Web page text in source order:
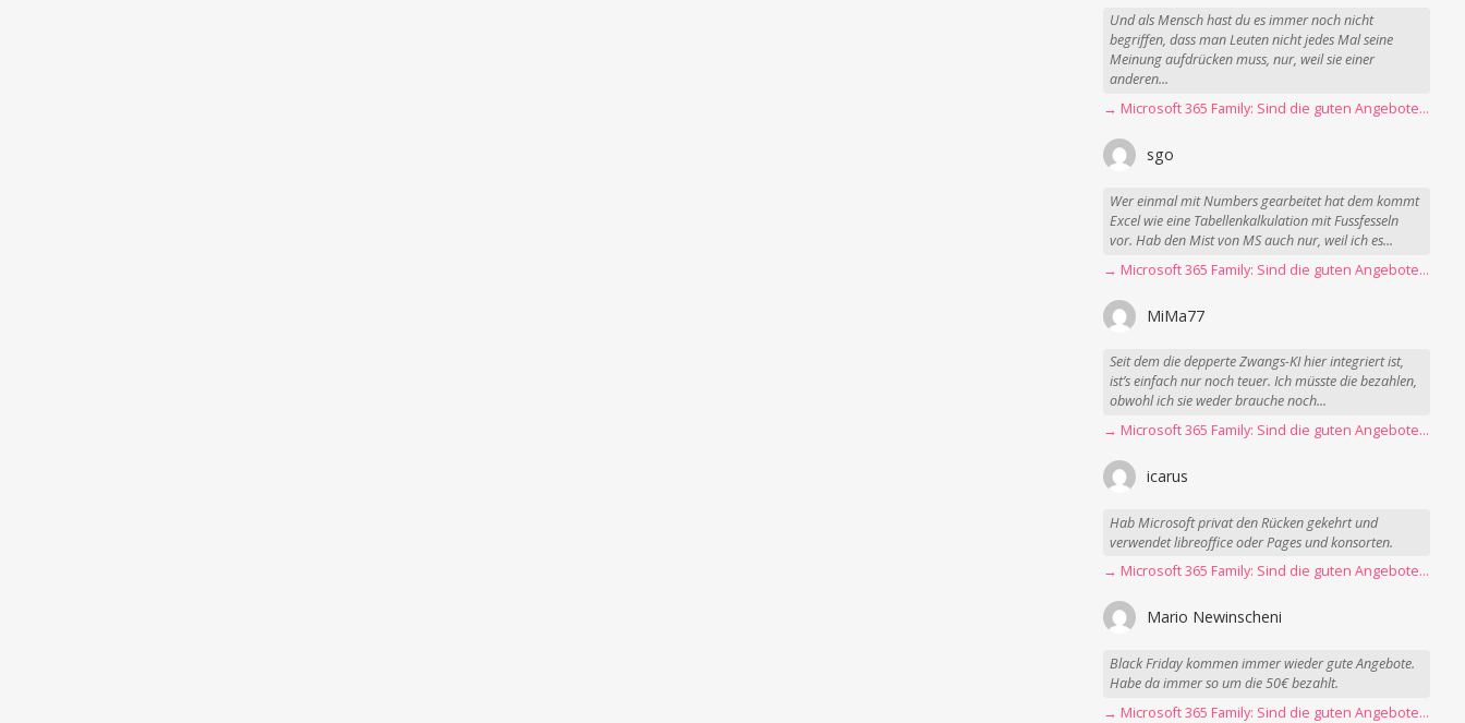
Und als Mensch hast du es immer noch nicht
begriffen, dass man Leuten nicht jedes Mal seine
Meinung aufdrücken muss, nur, weil sie einer
anderen...
→ Microsoft 365 Family: Sind die guten Angebote vorbei?
sgo
Wer einmal mit Numbers gearbeitet hat dem kommt
Excel wie eine Tabellenkalkulation mit Fussfesseln
vor. Hab den Mist von MS auch nur, weil ich es...
→ Microsoft 365 Family: Sind die guten Angebote vorbei?
MiMa77
Seit dem die depperte Zwangs-KI hier integriert ist,
ist’s einfach nur noch teuer. Ich müsste die bezahlen,
obwohl ich sie weder brauche noch...
→ Microsoft 365 Family: Sind die guten Angebote vorbei?
icarus
Hab Microsoft privat den Rücken gekehrt und
verwendet libreoffice oder Pages und konsorten.
→ Microsoft 365 Family: Sind die guten Angebote vorbei?
Mario Newinscheni
Black Friday kommen immer wieder gute Angebote.
Habe da immer so um die 50€ bezahlt.
→ Microsoft 365 Family: Sind die guten Angebote vorbei?